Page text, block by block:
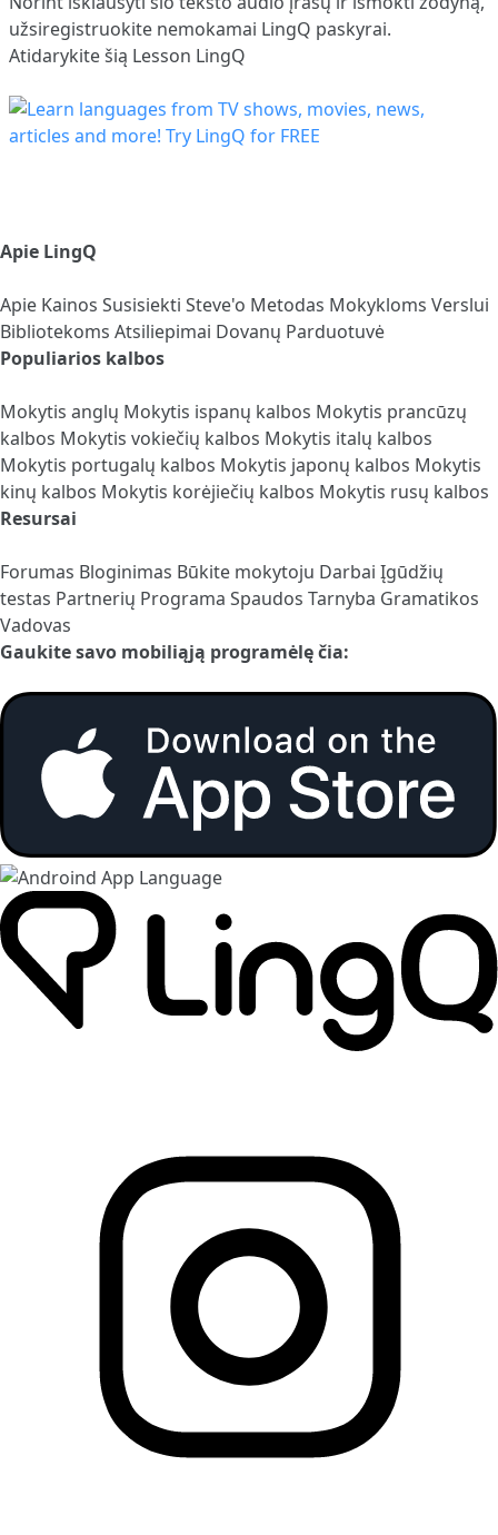
užsiregistruokite nemokamai LingQ paskyrai.
Atidarykite šią Lesson LingQ
Apie LingQ
Apie Kainos Susisiekti Steve'o Metodas Mokykloms Verslui
Bibliotekoms Atsiliepimai Dovanų Parduotuvė
Populiarios kalbos
Mokytis anglų Mokytis ispanų kalbos Mokytis prancūzų
kalbos Mokytis vokiečių kalbos Mokytis italų kalbos
Mokytis portugalų kalbos Mokytis japonų kalbos Mokytis
kinų kalbos Mokytis korėjiečių kalbos Mokytis rusų kalbos
Resursai
Forumas Bloginimas Būkite mokytoju Darbai Įgūdžių
testas Partnerių Programa Spaudos Tarnyba Gramatikos
Vadovas
Gaukite savo mobiliąją programėlę čia: